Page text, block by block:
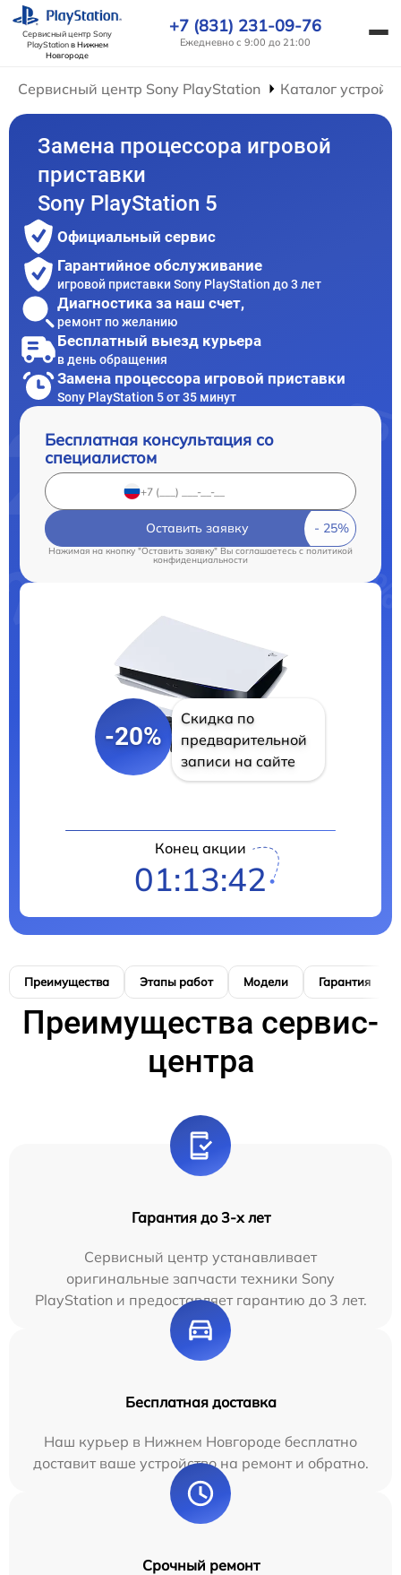
Сервисный центр Sony
PlayStationв Нижнем
Новгороде
+7 (831) 231-09-76
Ежедневно с 9:00 до 21:00
Сервисный центр Sony PlayStation Каталог
Замена процессора игровой
приставки
Sony PlayStation 5
Официальный сервис
Гарантийное обслуживание
игровой приставки Sony PlayStation до 3 лет
Диагностика за наш счет,
ремонт по желанию
Бесплатный выезд курьера
в день обращения
Замена процессора игровой приставки
Sony PlayStation 5 от 35 минут
Бесплатная консультация со
специалистом
Оставить заявку
Нажимая на кнопку "Оставить заявку" Вы соглашаетесь cполитикой
конфиденциальности
-20%
Скидка по
предварительной
записи на сайте
Конец акции
01:13:41
Преимущества Этапы работ Модели Гарантия
Преимущества сервис-
центра
Гарантия до 3-х лет
Сервисный центр устанавливает
оригинальные запчасти техники Sony
PlayStation и предоставляет гарантию до 3 лет.
Бесплатная доставка
Наш курьер в Нижнем Новгороде бесплатно
доставит ваше устройство на ремонт и обратно.
Срочный ремонт